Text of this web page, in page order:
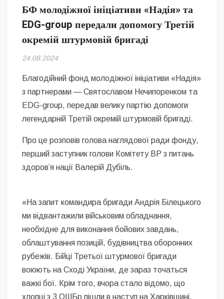
Безугла закликає валити Сирського
Світові бренди одягу та взуття: розвиток ринку та вплив на
сучасну моду
Командувач ВМС Неїжпапа закликав не дестабілізувати ситуацію
БФ молодіжної ініціативи «Надія» та
EDG-group передали допомогу Третій
окремій штурмовій бригаді
24.08.2024
Благодійний фонд молодіжної ініціативи «Надія»
з партнерами — Святославом Нечипоренком та
EDG-group, передав велику партію допомоги
легендарній Третій окремій штурмовій бригаді.
Про це розповів голова наглядової ради фонду,
перший заступник голови Комітету ВР з питань
здоровʼя нації Валерій Дубіль.
«На запит командира бригади Андрія Білецького
ми відвантажили військовим обладнання,
необхідне для виконання бойових завдань,
облаштування позицій, будівництва оборонних
рубежів. Бійці Третьої штурмової бригади
воюють на Сході України, де зараз точаться
важкі бої. Крім того, вчора стало відомо, що
хлопці з 3 ОШБр пішли в наступ на Харківщині,